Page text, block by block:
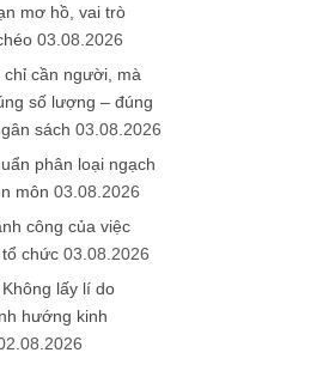
mơ hồ, vai trò
03.08.2026
cần người, mà
số lượng – đúng
sách 03.08.2026
phân loại ngạch
môn 03.08.2026
công của việc
chức 03.08.2026
lấy lí do
hướng kinh